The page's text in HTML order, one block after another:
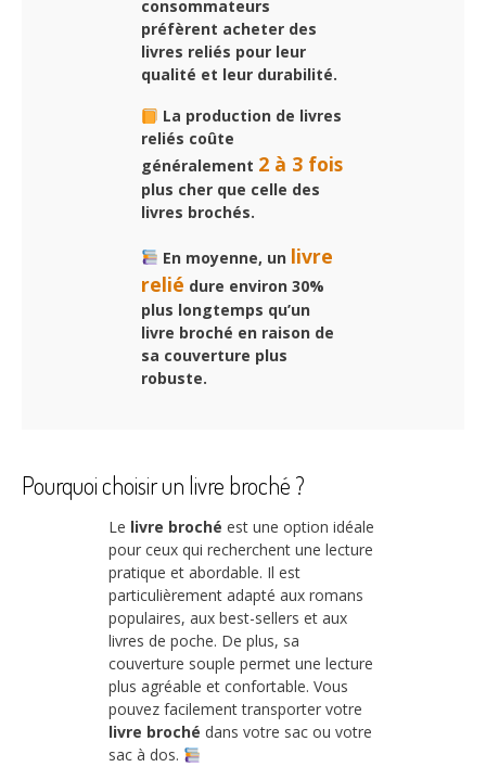
consommateurs
préfèrent acheter des
livres reliés pour leur
qualité et leur durabilité.
La production de livres
reliés coûte
généralement 2 à 3 fois
plus cher que celle des
livres brochés.
En moyenne, un livre
relié dure environ 30%
plus longtemps qu’un
livre broché en raison de
sa couverture plus
robuste.
Pourquoi choisir un livre broché ?
Le livre broché est une option idéale
pour ceux qui recherchent une lecture
pratique et abordable. Il est
particulièrement adapté aux romans
populaires, aux best-sellers et aux
livres de poche. De plus, sa
couverture souple permet une lecture
plus agréable et confortable. Vous
pouvez facilement transporter votre
livre broché dans votre sac ou votre
sac à dos.